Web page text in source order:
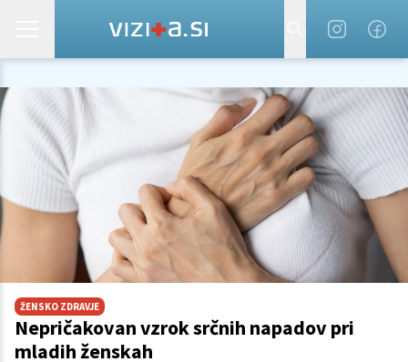
ŽENSKO ZDRAVJE
Nepričakovan vzrok srčnih napadov pri
mladih ženskah